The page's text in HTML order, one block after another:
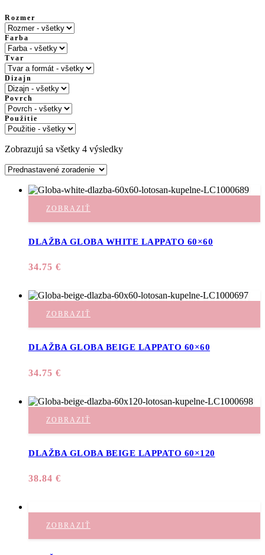
Zobrazujú sa všetky 4 výsledky
ZOBRAZIŤ
DLAŽBA GLOBA WHITE LAPPATO 60×60
34.75 €
ZOBRAZIŤ
DLAŽBA GLOBA BEIGE LAPPATO 60×60
34.75 €
ZOBRAZIŤ
DLAŽBA GLOBA BEIGE LAPPATO 60×120
38.84 €
ZOBRAZIŤ
Rozmer
Farba
Tvar
Dizajn
Povrch
Použitie